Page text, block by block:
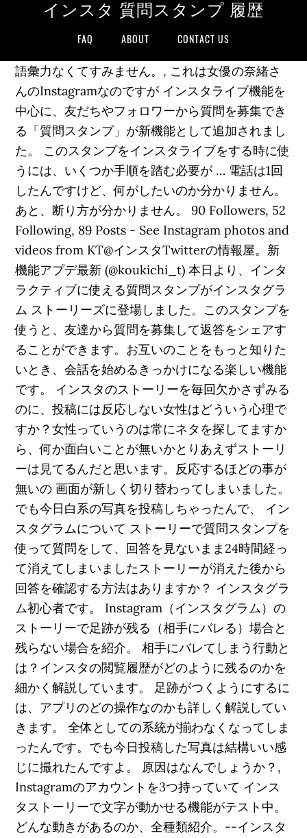
インスタ 質問スタンプ 履歴
FAQ ABOUT CONTACT US
語彙力なくてすみません。, これは女優の奈緒さ
んのInstagramなのですが インスタライブ機能を
中心に、友だちやフォロワーから質問を募集でき
る「質問スタンプ」が新機能として追加されまし
た。 このスタンプをインスタライブをする時に使
うには、いくつか手順を踏む必要が … 電話は1回
したんですけど、何がしたいのか分かりません。
あと、断り方が分かりません。 90 Followers, 52
Following, 89 Posts - See Instagram photos and
videos from KT@インスタTwitterの情報屋。新
機能アプデ最新 (@koukichi_t) 本日より、インタ
ラクティブに使える質問スタンプがインスタグラ
ム ストーリーズに登場しました。このスタンプを
使うと、友達から質問を募集して返答をシェアす
ることができます。お互いのことをもっと知りた
いとき、会話を始めるきっかけになる楽しい機能
です。 インスタのストーリーを毎回欠かさずみる
のに、投稿には反応しない女性はどういう心理で
すか？女性っていうのは常にネタを探してますか
ら、何か面白いことが無いかとりあえずストーリ
ーは見てるんだと思います。反応するほどの事が
無いの 画面が新しく切り替わってしまいました。
でも今日白系の写真を投稿しちゃったんで、 イン
スタグラムについて ストーリーで質問スタンプを
使って質問をして、回答を見ないまま24時間経っ
て消えてしまいましたストーリーが消えた後から
回答を確認する方法はありますか？ インスタグラ
ム初心者です。 Instagram（インスタグラム）の
ストーリーで足跡が残る（相手にバレる）場合と
残らない場合を紹介。 相手にバレてしまう行動と
は？インスタの閲覧履歴がどのように残るのかを
細かく解説しています。 足跡がつくようにするに
は、アプリのどの操作なのかも詳しく解説してい
きます。 全体としての系統が揃わなくなってしま
ったんです。でも今日投稿した写真は結構いい感
じに撮れたんですよ。 原因はなんでしょうか？,
Instagramのアカウントを3つ持っていて インス
タストーリーで文字が動かせる機能がテスト中。
どんな動きがあるのか、全種類紹介。--インスタ